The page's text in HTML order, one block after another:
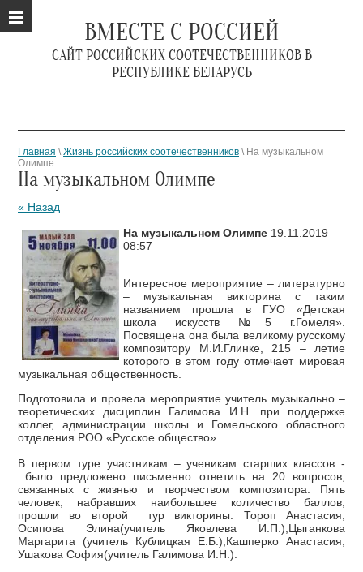
ВМЕСТЕ С РОССИЕЙ
САЙТ РОССИЙСКИХ СООТЕЧЕСТВЕННИКОВ В
РЕСПУБЛИКЕ БЕЛАРУСЬ
Главная \Жизнь российских соотечественников \ На музыкальном
Олимпе
На музыкальном Олимпе
« Назад
На музыкальном Олимпе 19.11.2019
08:57
Интересное мероприятие – литературно
– музыкальная викторина с таким
названием прошла в ГУО «Детская
школа искусств №5 г.Гомеля».
Посвящена она была великому русскому
композитору М.И.Глинке, 215 – летие
которого в этом году отмечает мировая
музыкальная общественность.
Подготовила и провела мероприятие учитель музыкально –
теоретических дисциплин Галимова И.Н. при поддержке
коллег, администрации школы и Гомельского областного
отделения РОО «Русское общество».
В первом туре участникам – ученикам старших классов -
было предложено письменно ответить на 20 вопросов,
связанных с жизнью и творчеством композитора. Пять
человек, набравших наибольшее количество баллов,
прошли во второй тур викторины: Тороп Анастасия,
Осипова Элина(учитель Яковлева И.П.),Цыганкова
Маргарита (учитель Кублицкая Е.Б.),Кашперко Анастасия,
Ушакова София(учитель Галимова И.Н.).